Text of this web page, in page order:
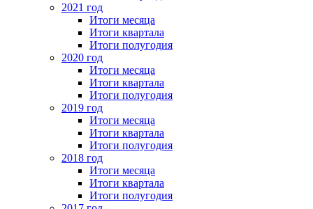
2021 год
Итоги месяца
Итоги квартала
Итоги полугодия
2020 год
Итоги месяца
Итоги квартала
Итоги полугодия
2019 год
Итоги месяца
Итоги квартала
Итоги полугодия
2018 год
Итоги месяца
Итоги квартала
Итоги полугодия